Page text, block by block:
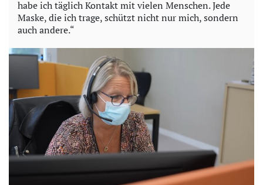
o
habe ich täglich Kontakt mit vielen Menschen. Jede
Maske, die ich trage, schützt nicht nur mich, sondern
auch andere.“